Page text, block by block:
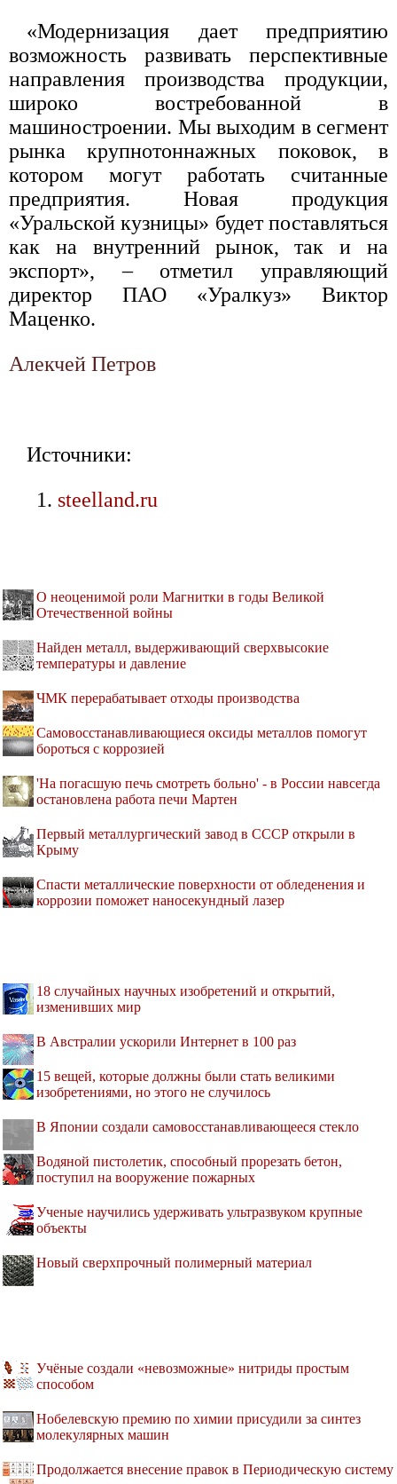
«Модернизация дает предприятию
возможность развивать перспективные
направления производства продукции,
широко востребованной в
машиностроении. Мы выходим в сегмент
рынка крупнотоннажных поковок, в
котором могут работать считанные
предприятия. Новая продукция
«Уральской кузницы» будет поставляться
как на внутренний рынок, так и на
экспорт», – отметил управляющий
директор ПАО «Уралкуз» Виктор
Маценко.
Алекчей Петров
Источники:
steelland.ru
О неоценимой роли Магнитки в годы Великой
Отечественной войны
Найден металл, выдерживающий сверхвысокие
температуры и давление
ЧМК перерабатывает отходы производства
Самовосстанавливающиеся оксиды металлов помогут
бороться с коррозией
'На погасшую печь смотреть больно' - в России навсегда
остановлена работа печи Мартен
Первый металлургический завод в СССР открыли в
Крыму
Спасти металлические поверхности от обледенения и
коррозии поможет наносекундный лазер
18 случайных научных изобретений и открытий,
изменивших мир
В Австралии ускорили Интернет в 100 раз
15 вещей, которые должны были стать великими
изобретениями, но этого не случилось
В Японии создали самовосстанавливающееся стекло
Водяной пистолетик, способный прорезать бетон,
поступил на вооружение пожарных
Ученые научились удерживать ультразвуком крупные
объекты
Новый сверхпрочный полимерный материал
Учёные создали «невозможные» нитриды простым
способом
Нобелевскую премию по химии присудили за синтез
молекулярных машин
Продолжается внесение правок в Периодическую систему